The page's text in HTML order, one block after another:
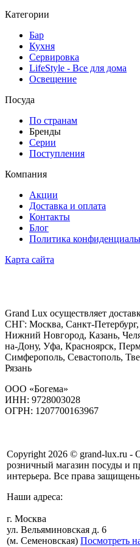
Категории
Бар
Кухня
Сервировка
LifeStyle - Все для дома
Освещение
Посуда
По странам
Бренды
Серии
Поступления
Компания
Акции
Доставка и оплата
Контакты
Блог
Политика
Карта сайта
Grand Lux осуществляет
СНГ: Москва, Санкт-
Нижний Новгород, Казань,
на-Дону, Уфа, Красноярск,
Симферополь, Севастополь,
Рязань
ООО «Богема»
ИНН: 9728003028
ОГРН: 1207700163967
Copyright 2026 © grand-lux.ru -
розничный магазин посуды и
интерьера. Все права
Наши адреса:
г. Москва
ул. Вельяминовская д. 6
(м. Семеновская) Посмотреть